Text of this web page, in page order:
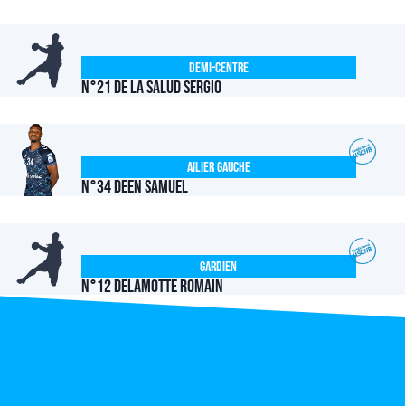
N°21 DE LA SALUD Sergio
Demi-centre
N°34 DEEN Samuel
Ailier Gauche
N°12 DELAMOTTE Romain
Gardien